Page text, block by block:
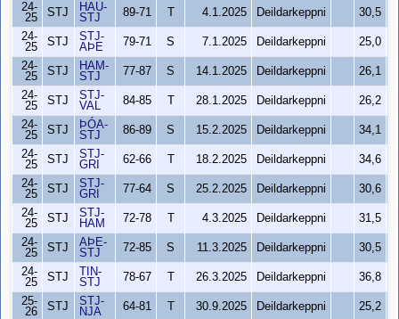
24-
25
STJ
HAU-
STJ
89-71 4.1.2025 Deildarkeppni
30,5
24-
25
STJ
STJ-
AÞE
79-71 S 7.1.2025 Deildarkeppni
25,0
24-
25
STJ
HAM-
STJ
77-87 S 14.1.2025 Deildarkeppni
26,1
24-
25
STJ
STJ-
VAL
84-85 28.1.2025 Deildarkeppni
26,2
24-
25
STJ
ÞÓA-
STJ
86-89 S 15.2.2025 Deildarkeppni
34,1
24-
25
STJ
STJ-
GRI
62-66 18.2.2025 Deildarkeppni
34,6
24-
25
STJ
STJ-
GRI
77-64 S 25.2.2025 Deildarkeppni
30,6
24-
25
STJ
STJ-
HAM
72-78 4.3.2025 Deildarkeppni
31,5
24-
25
STJ
AÞE-
STJ
72-85 S 11.3.2025 Deildarkeppni
30,5
24-
25
STJ
TIN-
STJ
78-67 26.3.2025 Deildarkeppni
36,8
25-
26
STJ
STJ-
NJA
64-81 30.9.2025 Deildarkeppni
25,2